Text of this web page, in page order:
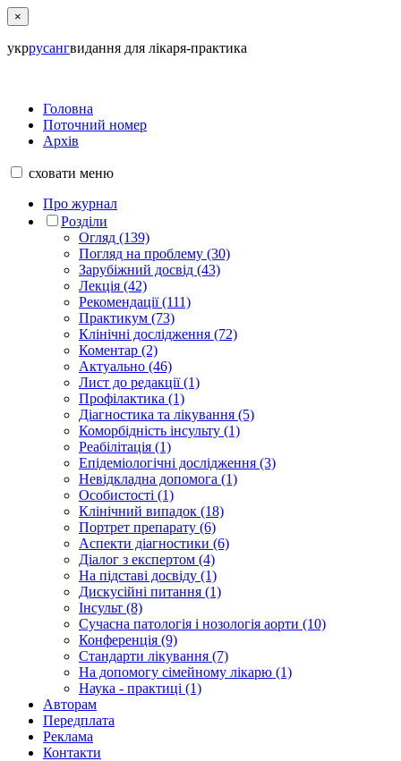
×
укррусангвидання для лікаря-практика
Головна
Поточний номер
Архів
сховати меню
Про журнал
Розділи
Огляд (139)
Погляд на проблему (30)
Зарубіжний досвід (43)
Лекція (42)
Рекомендації (111)
Практикум (73)
Клінічні дослідження (72)
Коментар (2)
Актуально (46)
Лист до редакції (1)
Профілактика (1)
Діагностика та лікування (5)
Коморбідність інсульту (1)
Реабілітація (1)
Епідеміологічні дослідження (3)
Невідкладна допомога (1)
Особистості (1)
Клінічний випадок (18)
Портрет препарату (6)
Аспекти діагностики (6)
Діалог з експертом (4)
На підставі досвіду (1)
Дискусійні питання (1)
Інсульт (8)
Сучасна патологія і нозологія аорти (10)
Конференція (9)
Стандарти лікування (7)
На допомогу сімейному лікарю (1)
Наука - практиці (1)
Авторам
Передплата
Реклама
Контакти